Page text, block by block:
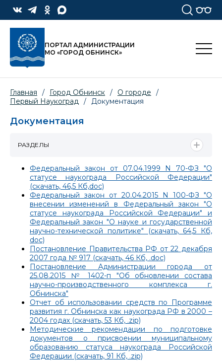
ПОРТАЛ АДМИНИСТРАЦИИ
МО «ГОРОД ОБНИНСК»
Главная / Город Обнинск / О городе
/
Первый Наукоград / Документация
Документация
Федеральный закон от 07.04.1999 N 70-ФЗ "О
статусе наукограда Российской Федерации"
(скачать, 46,5 Кб,doc)
Федеральный закон от 20.04.2015 N 100-ФЗ "О
внесении изменений в Федеральный закон "О
статусе наукограда Российской Федерации" и
Федеральный закон "О науке и государственной
научно-технической политике" (скачать, 64,5 Кб,
doc)
Постановление Правительства РФ от 22 декабря
2007 года № 917 (скачать, 46 Кб, .doc)
Постановление Администрации города от
25.08.2015 № 1402-п "Об обновлении состава
научно-производственного комплекса г.
Обнинска"
Отчет об использовании средств по Программе
развития г. Обнинска как наукограда РФ в 2000 –
2004 годах (скачать, 53 Кб, .zip)
Методические рекомендации по подготовке
документов о присвоении муниципальному
образованию статуса наукограда Российской
Федерации (скачать, 91 Кб, .zip)
РАЗДЕЛЫ